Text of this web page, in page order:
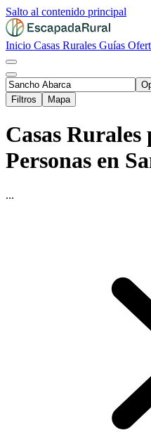
Salto al contenido principal
Inicio Casas Rurales Guías
Filtros
Mapa
Casas Rurales
Personas en
...